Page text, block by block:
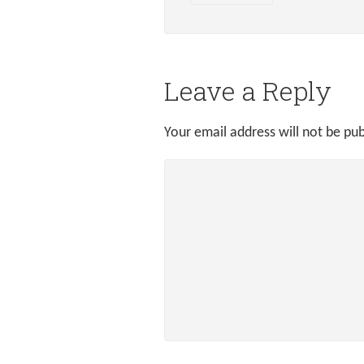
Leave a Reply
Your email address will not be